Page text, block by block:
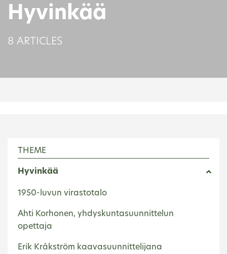
Hyvinkää
8 ARTICLES
THEME
Hyvinkää
1950-luvun virastotalo
Ahti Korhonen, yhdyskuntasuunnittelun
opettaja
Erik Kråkström kaavasuunnittelijana